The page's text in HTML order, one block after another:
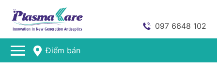
097 6648 102
Điểm bán